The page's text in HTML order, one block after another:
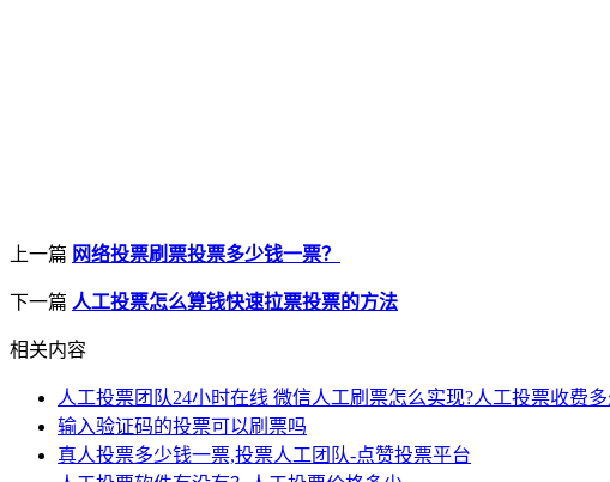
上一篇 网络投票刷票投票多少钱一票？
下一篇 人工投票怎么算钱快速拉票投票的方法
相关内容
人工投票团队24小时在线 微信人工刷票怎么实现?人工投票收费多
输入验证码的投票可以刷票吗
真人投票多少钱一票,投票人工团队-点赞投票平台